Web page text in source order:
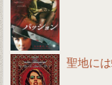
聖地に